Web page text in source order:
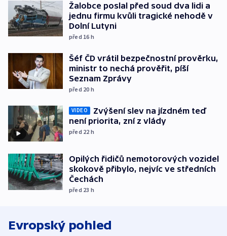
Žalobce poslal před soud dva lidi a
jednu firmu kvůli tragické nehodě v
Dolní Lutyni
před 16 h
Šéf ČD vrátil bezpečnostní prověrku,
ministr to nechá prověřit, píší
Seznam Zprávy
před 20 h
VIDEO
Zvýšení slev na jízdném teď
není priorita, zní z vlády
před 22 h
Opilých řidičů nemotorových vozidel
skokově přibylo, nejvíc ve středních
Čechách
před 23 h
Evropský pohled